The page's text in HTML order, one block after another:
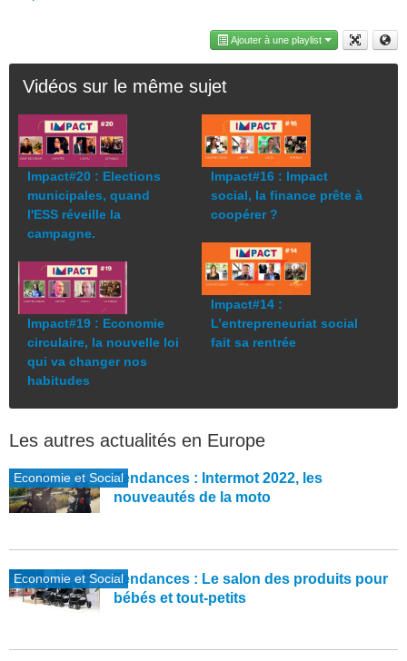
Ajouter à une playlist
Vidéos sur le même sujet
Impact#20 : Elections
municipales, quand
l'ESS réveille la
campagne.
Impact#19 : Economie
circulaire, la nouvelle loi
qui va changer nos
habitudes
Impact#16 : Impact
social, la finance prête à
coopérer ?
Impact#14 :
L’entrepreneuriat social
fait sa rentrée
Les autres actualités en Europe
Economie et SocialTendances : Intermot 2022, les
nouveautés de la moto
Economie et SocialTendances : Le salon des produits pour
bébés et tout-petits